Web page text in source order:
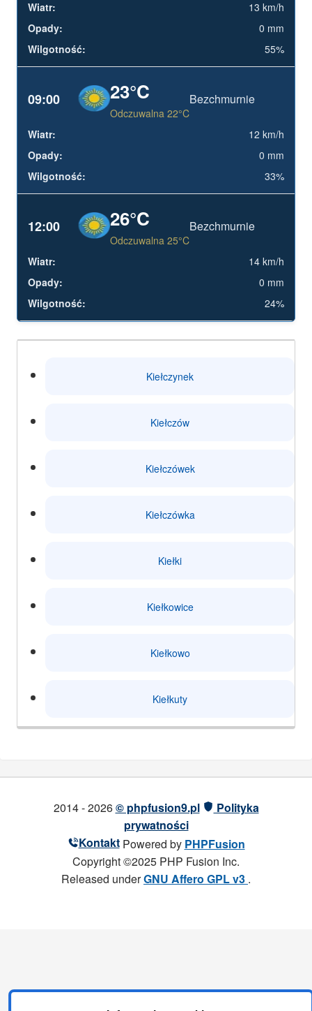
13 km/h
0 mm
55%
09:00 23°C
Odczuwalna 22°C
Bezchmurnie
12 km/h
0 mm
33%
12:00 26°C
Odczuwalna 25°C
Bezchmurnie
14 km/h
0 mm
24%
Kiełczynek
Kiełczów
Kiełczówek
Kiełczówka
Kiełki
Kiełkowice
Kiełkowo
Kiełkuty
2014 - 2026© phpfusion9.pl
Polityka
prywatności
KontaktPowered by PHPFusion
Copyright ©2025 PHP Fusion Inc.
Released underGNU Affero GPL v3 .